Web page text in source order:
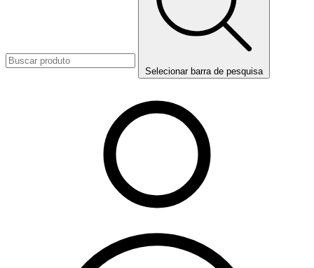
Selecionar barra de pesquisa